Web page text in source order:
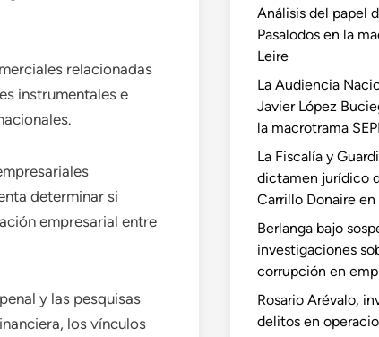
relacionadas
instrumentales e
determinar si
empresarial entre
y las pesquisas
los vínculos
Análisis del papel
Pasalodos en la
Leire
La Audiencia
Javier López
la macrotrama SEPI
La Fiscalía y
dictamen jurídico
Carrillo Donaire
Berlanga bajo
investigaciones
corrupción en
Rosario Arévalo,
delitos en